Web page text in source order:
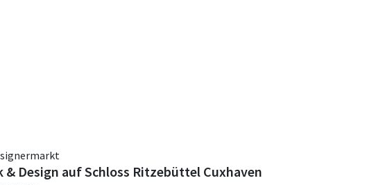
& Design auf Schloss Ritzebüttel Cuxhaven